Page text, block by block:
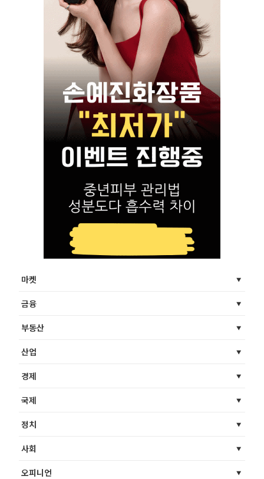
마켓
금융
부동산
산업
경제
국제
정치
사회
오피니언